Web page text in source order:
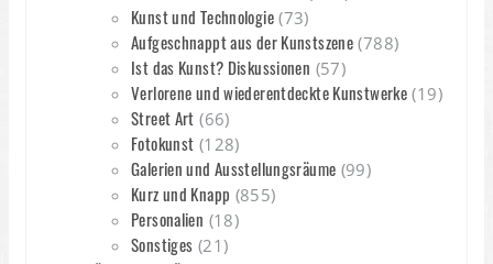
Kunst und Technologie(73)
Aufgeschnappt aus der Kunstszene (788)
Ist das Kunst? Diskussionen (57)
Verlorene und wiederentdeckte Kunstwerke (19)
Street Art (66)
Fotokunst (128)
Galerien und Ausstellungsräume (99)
Kurz und Knapp (855)
Personalien (18)
Sonstiges (21)